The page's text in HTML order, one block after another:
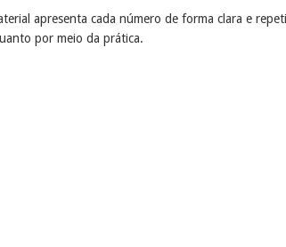
apresenta cada número de forma clara e
por meio da prática.